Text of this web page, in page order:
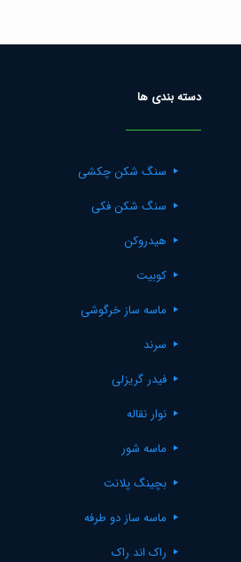
دسته بندی ها
سنگ شکن چکشی
سنگ شکن فکی
هیدروکن
کوبیت
ماسه ساز خرگوشی
سرند
فیدر گریزلی
نوار نقاله
ماسه شور
بچینگ پلانت
ماسه ساز دو طرفه
راک اند راک